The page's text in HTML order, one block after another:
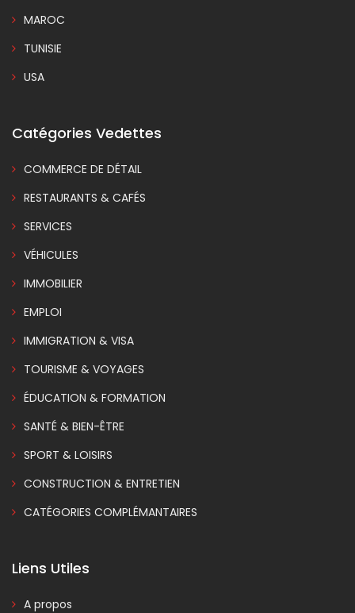
MAROC
TUNISIE
USA
Catégories Vedettes
COMMERCE DE DÉTAIL
RESTAURANTS & CAFÉS
SERVICES
VÉHICULES
IMMOBILIER
EMPLOI
IMMIGRATION & VISA
TOURISME & VOYAGES
ÉDUCATION & FORMATION
SANTÉ & BIEN-ÊTRE
SPORT & LOISIRS
CONSTRUCTION & ENTRETIEN
CATÉGORIES COMPLÉMANTAIRES
Liens Utiles
A propos